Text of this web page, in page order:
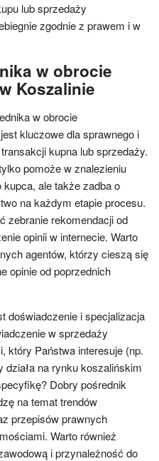
lub sprzedaży
zgodnie z prawem i w
w obrocie
Koszalinie
w obrocie
kluczowe dla sprawnego i
kupna lub sprzedaży.
pomoże w znalezieniu
ale także zadba o
na każdym etapie procesu.
zebranie rekomendacji od
opinii w internecie. Warto
agentów, którzy cieszą się
opinie od poprzednich
doświadczenie i specjalizacja
w sprzedaży
który Państwa interesuje (np.
działa na rynku koszalińskim
Dobry pośrednik
na temat trendów
przepisów prawnych
Warto również
i przynależność do